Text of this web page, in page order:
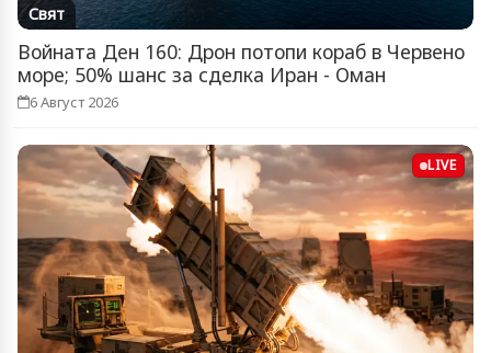
Свят
Войната Ден 160: Дрон потопи кораб в Червено
море; 50% шанс за сделка Иран - Оман
6 Август 2026
LIVE